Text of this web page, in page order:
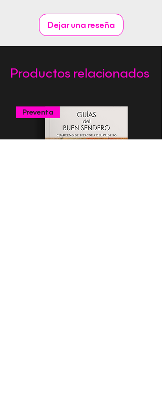
Páginas:
Género:Dejar una reseña
Productos relacionados
Preventa